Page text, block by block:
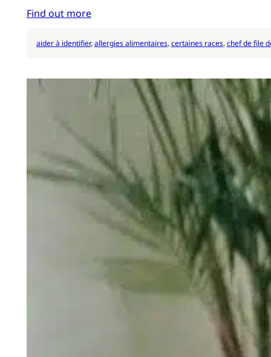
Find out more
aider à identifier, allergies alimentaires, certaines races, chef de file